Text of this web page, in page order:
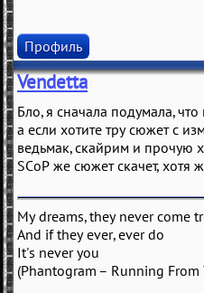
Профиль
Vendetta
Бло, я сначала подумала,
а если хотите тру сюжет с
ведьмак, скайрим и прочую
SCoP же сюжет скачет, хотя
My dreams, they never come
And if they ever, ever do
It's never you
(Phantogram – Running From